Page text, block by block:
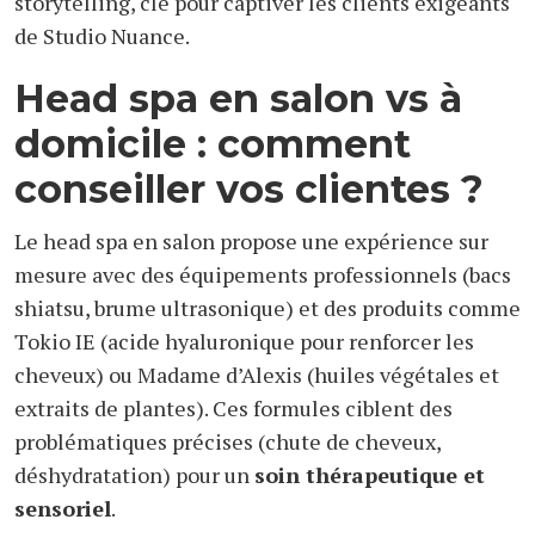
de Studio Nuance.
Head spa en salon vs à
domicile : comment
conseiller vos clientes ?
Le head spa en salon propose une expérience sur
mesure avec des équipements professionnels (bacs
shiatsu, brume ultrasonique) et des produits comme
Tokio IE (acide hyaluronique pour renforcer les
cheveux) ou Madame d’Alexis (huiles végétales et
extraits de plantes). Ces formules ciblent des
problématiques précises (chute de cheveux,
déshydratation) pour un soin thérapeutique et
sensoriel.